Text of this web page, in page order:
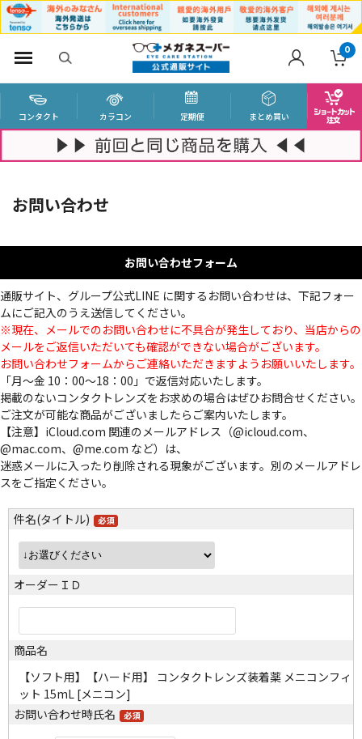
0
コンタクト カラコン 定期便 まとめ買い
お問い合わせ
お問い合わせフォーム
通販サイト、グループ公式LINE に関するお問い合わせは、下記フォー
ムにご記入のうえ送信してください。
※現在、メールでのお問い合わせに不具合が発生しており、当店からの
メールをご返信いただいても確認ができない場合がございます。
お問い合わせフォームからご連絡いただきますようお願いいたします。
「月～金 10：00～18：00」で返信対応いたします。
掲載のないコンタクトレンズをお求めの場合はぜひお問合せください。
ご注文が可能な商品がございましたらご案内いたします。
【注意】iCloud.com 関連のメールアドレス（@icloud.com、
@mac.com、@me.com など）は、
迷惑メールに入ったり削除される現象がございます。別のメールアドレ
スをご指定ください。
件名(タイトル)
オーダーＩＤ
商品名
【ソフト用】【ハード用】 コンタクトレンズ装着薬 メニコンフィ
ット 15mL [メニコン]
お問い合わせ時氏名